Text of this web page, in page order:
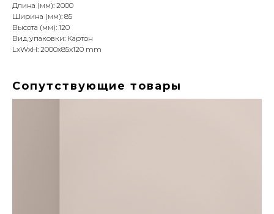
Длина (мм): 2000
Ширина (мм): 85
Высота (мм): 120
Вид упаковки: Картон
LxWxH: 2000x85x120 mm
Сопутствующие товары